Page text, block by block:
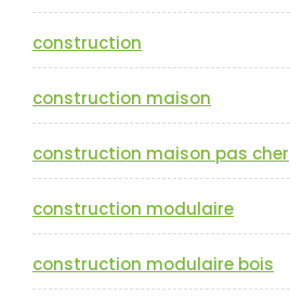
construction
construction maison
construction maison pas cher
construction modulaire
construction modulaire bois